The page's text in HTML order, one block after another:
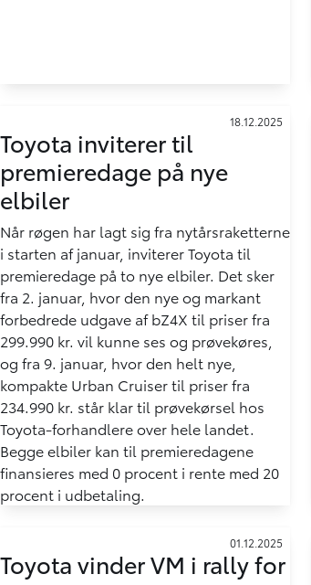
18.12.2025
Toyota inviterer til
premieredage på nye
elbiler
Når røgen har lagt sig fra nytårsraketterne
i starten af januar, inviterer Toyota til
premieredage på to nye elbiler. Det sker
fra 2. januar, hvor den nye og markant
forbedrede udgave af bZ4X til priser fra
299.990 kr. vil kunne ses og prøvekøres,
og fra 9. januar, hvor den helt nye,
kompakte Urban Cruiser til priser fra
234.990 kr. står klar til prøvekørsel hos
Toyota-forhandlere over hele landet.
Begge elbiler kan til premieredagene
finansieres med 0 procent i rente med 20
procent i udbetaling.
01.12.2025
Toyota vinder VM i rally for